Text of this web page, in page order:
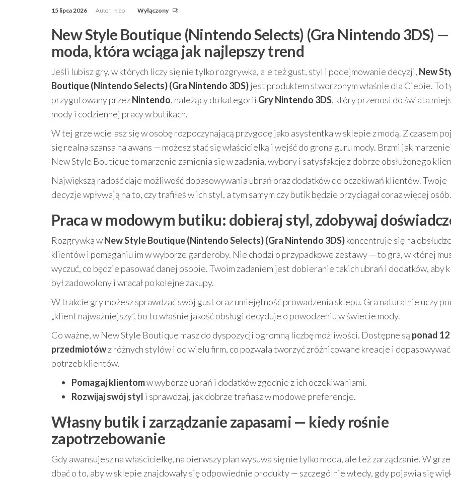
15 lipca 2026 Autor kleo Wyłączony
New Style Boutique (Nintendo Selects) (Gra Nintendo 3DS) —
moda, która wciąga jak najlepszy trend
Jeśli lubisz gry, w których liczy się nie tylko rozgrywka, ale też gust, styl i podejmowanie decyzji, New
Boutique (Nintendo Selects) (Gra Nintendo 3DS)jest produktem stworzonym właśnie dla Ciebie. To
przygotowany przezNintendo, należący do kategorii Gry Nintendo 3DS, który przenosi do świata
mody i codziennej pracy w butikach.
W tej grze wcielasz się w osobę rozpoczynającą przygodę jako asystentka w sklepie z modą. Z czasem
się realna szansa na awans — możesz stać się właścicielką i wejść do grona guru mody. Brzmi jak
New Style Boutique to marzenie zamienia się w zadania, wybory i satysfakcję z dobrze obsłużonego
Największą radość daje możliwość dopasowywania ubrań oraz dodatków do oczekiwań klientów. Twoje
decyzje wpływają na to, czy trafiłeś w ich styl, a tym samym czy butik będzie przyciągał coraz więcej osób.
Praca w modowym butiku: dobieraj styl, zdobywaj
Rozgrywka wNew Style Boutique (Nintendo Selects) (Gra Nintendo 3DS)koncentruje się na obsłudze
klientów i pomaganiu im w wyborze garderoby. Nie chodzi o przypadkowe zestawy — to gra, w której
wyczuć, co będzie pasować danej osobie. Twoim zadaniem jest dobieranie takich ubrań i dodatków, aby
był zadowolony i wracał po kolejne zakupy.
W trakcie gry możesz sprawdzać swój gust oraz umiejętność prowadzenia sklepu. Gra naturalnie uczy
„klient najważniejszy”, bo to właśnie jakość obsługi decyduje o powodzeniu w świecie mody.
Co ważne, w New Style Boutique masz do dyspozycji ogromną liczbę możliwości. Dostępne są ponad
przedmiotówz różnych stylów i od wielu firm, co pozwala tworzyć zróżnicowane kreacje i
potrzeb klientów.
Pomagaj klientomw wyborze ubrań i dodatków zgodnie z ich oczekiwaniami.
Rozwijaj swój styl i sprawdzaj, jak dobrze trafiasz w modowe preferencje.
Własny butik i zarządzanie zapasami — kiedy rośnie
zapotrzebowanie
Gdy awansujesz na właścicielkę, na pierwszy plan wysuwa się nie tylko moda, ale też zarządzanie. W
dbać o to, aby w sklepie znajdowały się odpowiednie produkty — szczególnie wtedy, gdy pojawia się